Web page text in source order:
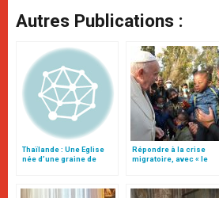
Autres Publications :
Thaïlande : Une Eglise
née d’une graine de
Répondre à la crise
migratoire, avec « le